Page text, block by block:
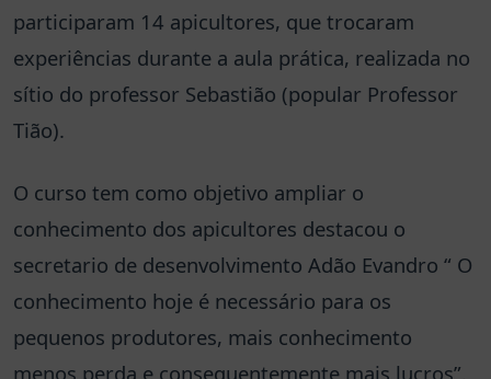
participaram 14 apicultores, que trocaram
experiências durante a aula prática, realizada no
sítio do professor Sebastião (popular Professor
Tião).
O curso tem como objetivo ampliar o
conhecimento dos apicultores destacou o
secretario de desenvolvimento Adão Evandro “ O
conhecimento hoje é necessário para os
pequenos produtores, mais conhecimento
menos perda e consequentemente mais lucros”.